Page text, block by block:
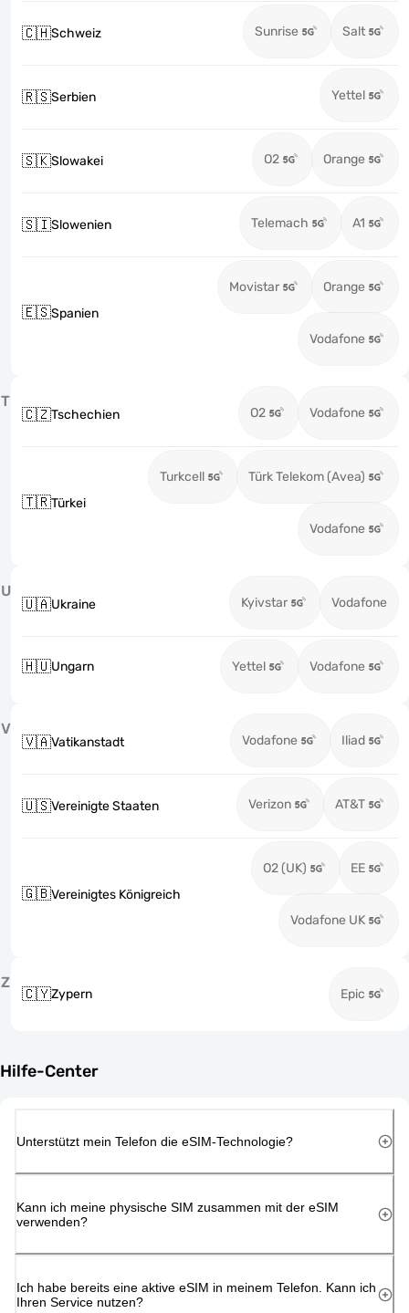
🇨🇭Schweiz Sunrise Salt
🇷🇸Serbien Yettel
🇸🇰Slowakei O2 Orange
🇸🇮Slowenien Telemach A1
🇪🇸Spanien
Movistar Orange
Vodafone
T
🇨🇿Tschechien O2 Vodafone
🇹🇷Türkei
Turkcell Türk Telekom (Avea)
Vodafone
U
🇺🇦Ukraine Kyivstar Vodafone
🇭🇺Ungarn Yettel Vodafone
V
🇻🇦Vatikanstadt Vodafone Iliad
🇺🇸Vereinigte Staaten Verizon AT&T
🇬🇧Vereinigtes Königreich
O2 (UK) EE
Vodafone UK
Z
🇨🇾Zypern Epic
Hilfe-Center
Unterstützt mein Telefon die eSIM-Technologie?
Kann ich meine physische SIM zusammen mit der eSIM
verwenden?
Ich habe bereits eine aktive eSIM in meinem Telefon. Kann ich
Ihren Service nutzen?